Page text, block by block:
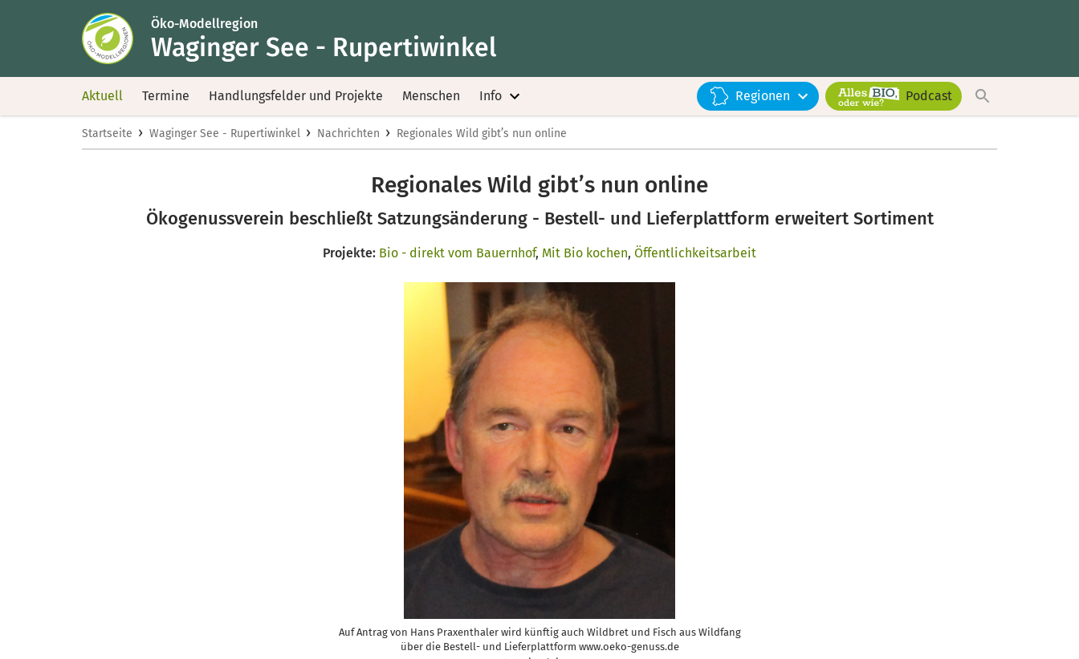
Öko-Modellregion
Waginger See - Rupertiwinkel
Aktuell Termine Handlungsfelder und Projekte Menschen Info Regionen Podcast
Startseite › Waginger See - Rupertiwinkel › Nachrichten › Regionales Wild gibt’s nun online
Regionales Wild gibt’s nun online
Ökogenussverein beschließt Satzungsänderung - Bestell- und Lieferplattform erweitert Sortiment
Projekte: Bio - direkt vom Bauernhof, Mit Bio kochen, Öffentlichkeitsarbeit
Auf Antrag von Hans Praxenthaler wird künftig auch Wildbret und Fisch aus Wildfang
über die Bestell- und Lieferplattform www.oeko-genuss.de